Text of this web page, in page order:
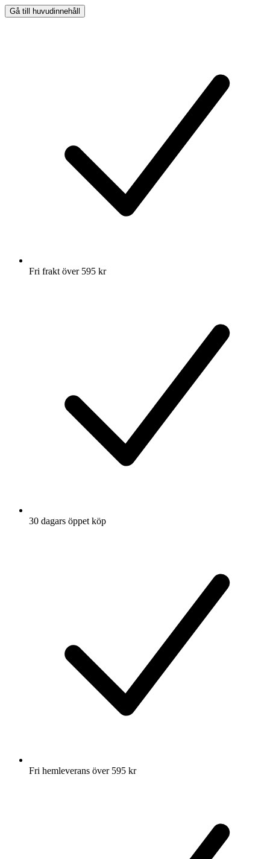
Gå till huvudinnehåll
Fri frakt över 595 kr
30 dagars öppet köp
Fri hemleverans över 595 kr